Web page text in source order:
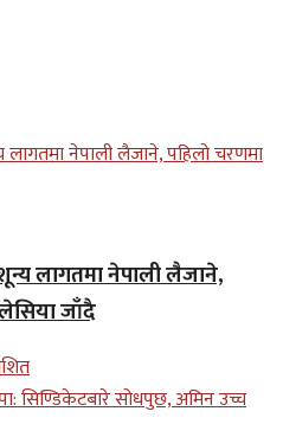
लागतमा नेपाली लैजाने,
जाँदै